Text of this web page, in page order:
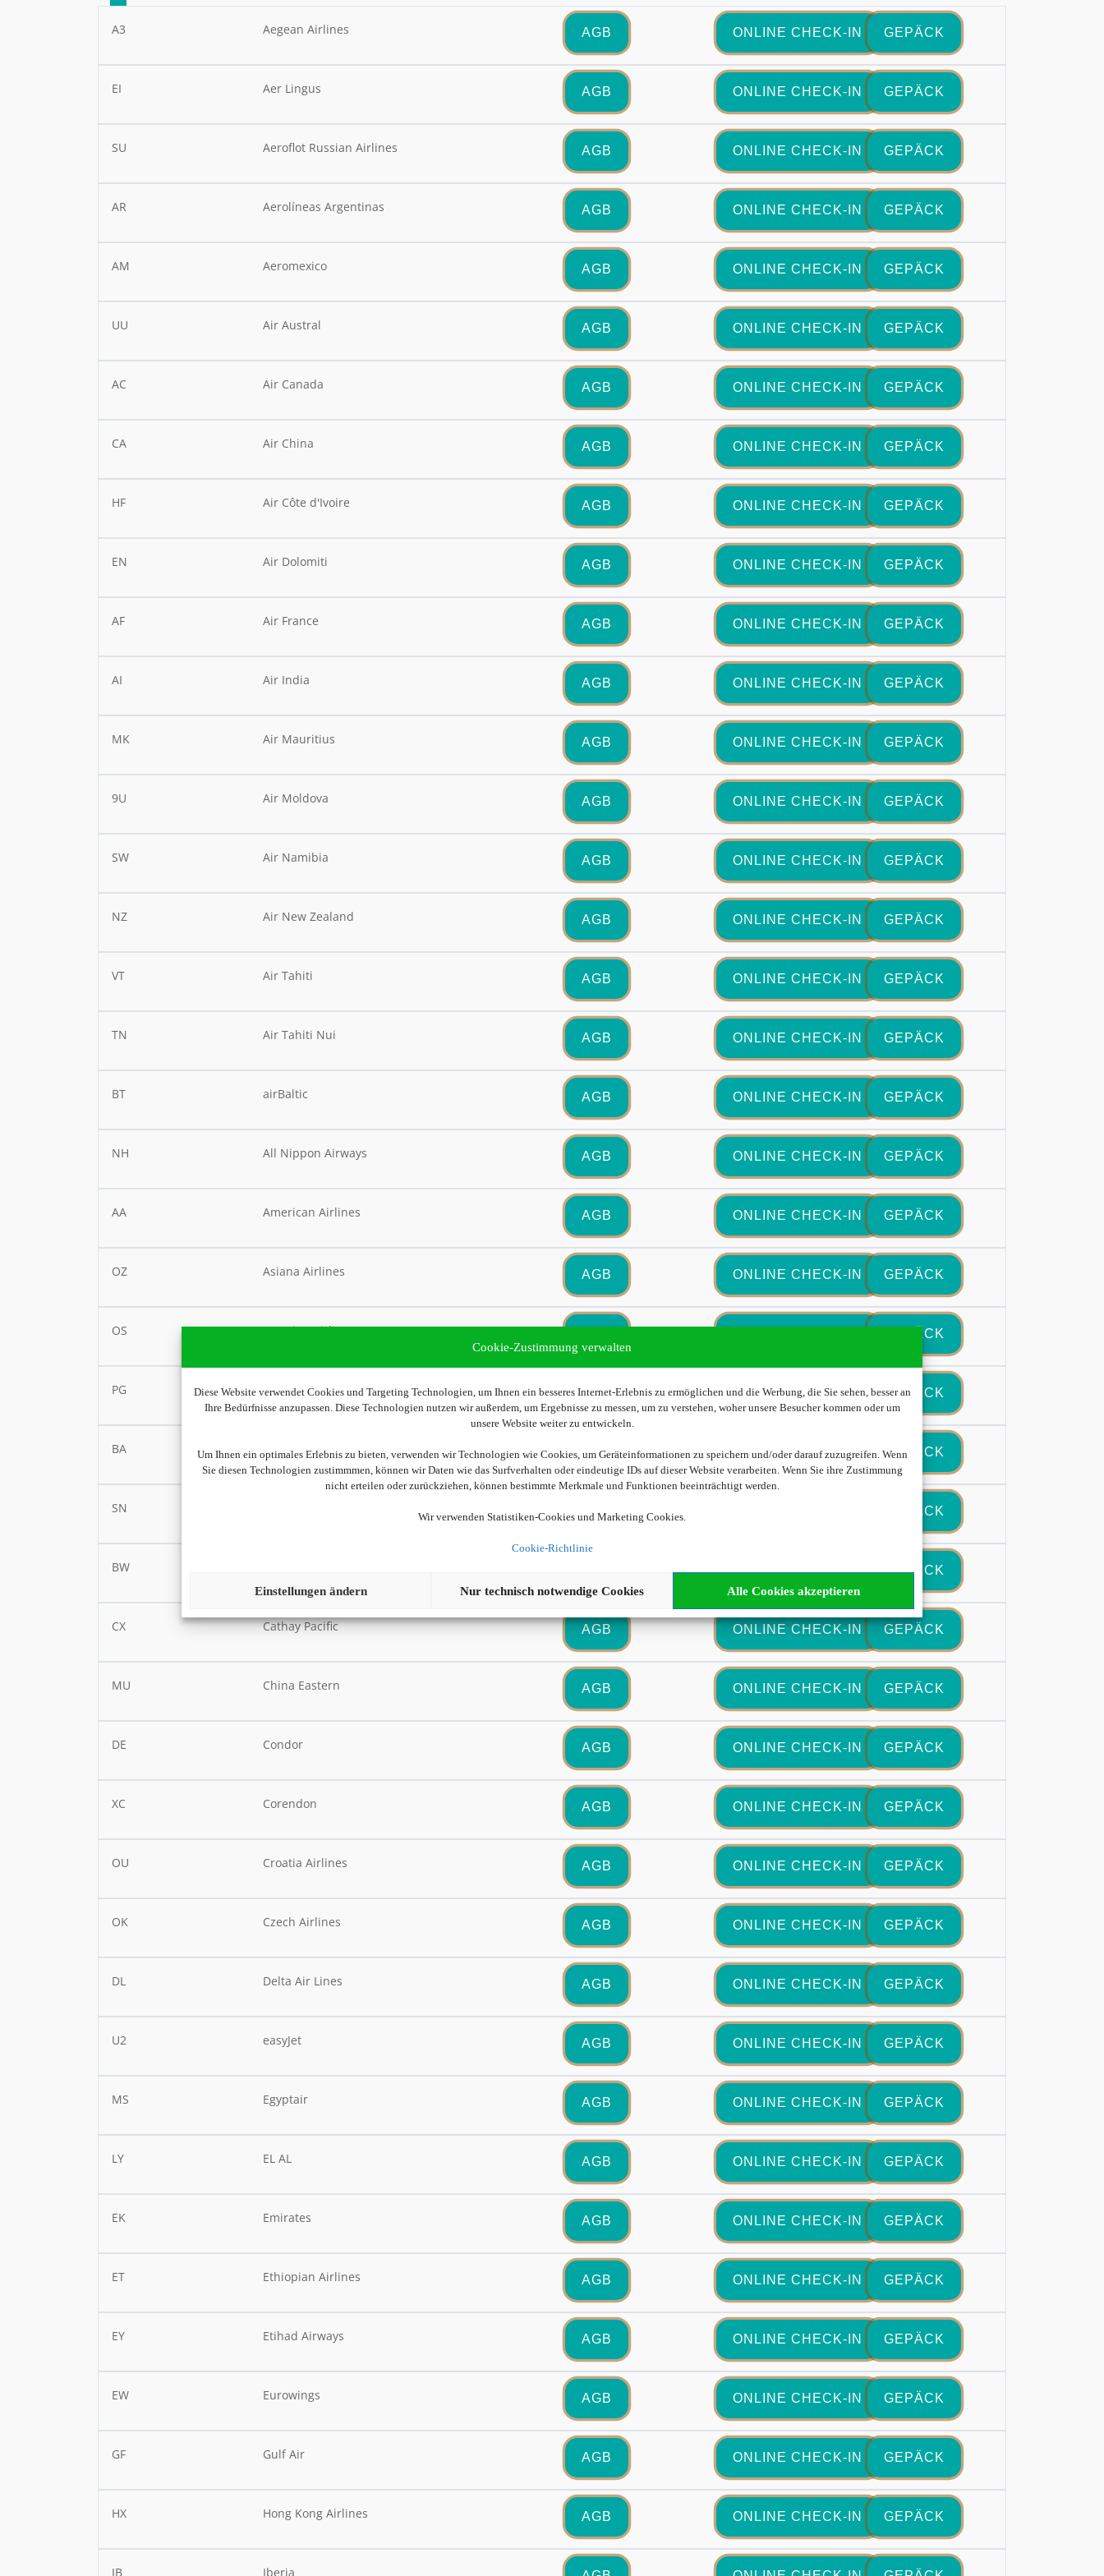
Cookie-Zustimmung verwalten
Diese Website verwendet Cookies und Targeting Technologien, um Ihnen ein besseres Internet-Erlebnis zu ermöglichen und die Werbung, die Sie sehen, besser an
Ihre Bedürfnisse anzupassen. Diese Technologien nutzen wir außerdem, um Ergebnisse zu messen, um zu verstehen, woher unsere Besucher kommen oder um
unsere Website weiter zu entwickeln.
Um Ihnen ein optimales Erlebnis zu bieten, verwenden wir Technologien wie Cookies, um Geräteinformationen zu speichern und/oder darauf zuzugreifen. Wenn
Sie diesen Technologien zustimmmen, können wir Daten wie das Surfverhalten oder eindeutige IDs auf dieser Website verarbeiten. Wenn Sie ihre Zustimmung
nicht erteilen oder zurückziehen, können bestimmte Merkmale und Funktionen beeinträchtigt werden.
Wir verwenden Statistiken-Cookies und Marketing Cookies.
Cookie-Richtlinie
Alle Cookies akzeptieren
Nur technisch notwendige Cookies
Einstellungen ändern
A3 Aegean Airlines AGB ONLINE CHECK-IN GEPÄCK
EI Aer Lingus AGB ONLINE CHECK-IN GEPÄCK
SU Aeroflot Russian Airlines AGB ONLINE CHECK-IN GEPÄCK
AR Aerolíneas Argentinas AGB ONLINE CHECK-IN GEPÄCK
AM Aeromexico AGB ONLINE CHECK-IN GEPÄCK
UU Air Austral AGB ONLINE CHECK-IN GEPÄCK
AC Air Canada AGB ONLINE CHECK-IN GEPÄCK
CA Air China AGB ONLINE CHECK-IN GEPÄCK
HF Air Côte d'Ivoire AGB ONLINE CHECK-IN GEPÄCK
EN Air Dolomiti AGB ONLINE CHECK-IN GEPÄCK
AF Air France AGB ONLINE CHECK-IN GEPÄCK
AI Air India AGB ONLINE CHECK-IN GEPÄCK
MK Air Mauritius AGB ONLINE CHECK-IN GEPÄCK
9U Air Moldova AGB ONLINE CHECK-IN GEPÄCK
SW Air Namibia AGB ONLINE CHECK-IN GEPÄCK
NZ Air New Zealand AGB ONLINE CHECK-IN GEPÄCK
VT Air Tahiti AGB ONLINE CHECK-IN GEPÄCK
TN Air Tahiti Nui AGB ONLINE CHECK-IN GEPÄCK
BT airBaltic AGB ONLINE CHECK-IN GEPÄCK
NH All Nippon Airways AGB ONLINE CHECK-IN GEPÄCK
AA American Airlines AGB ONLINE CHECK-IN GEPÄCK
OZ Asiana Airlines AGB ONLINE CHECK-IN GEPÄCK
OS Austrian Airlines GEPÄCK
PG Bangkok Airways AGB ONLINE CHECK-IN GEPÄCK
BA British Airways AGB ONLINE CHECK-IN GEPÄCK
SN AGB GEPÄCK
BW ONLINE CHECK-IN GEPÄCK
CX Cathay Pacific AGB ONLINE CHECK-IN GEPÄCK
MU China Eastern AGB ONLINE CHECK-IN GEPÄCK
DE Condor AGB ONLINE CHECK-IN GEPÄCK
XC Corendon AGB ONLINE CHECK-IN GEPÄCK
OU Croatia Airlines AGB ONLINE CHECK-IN GEPÄCK
OK Czech Airlines AGB ONLINE CHECK-IN GEPÄCK
DL Delta Air Lines AGB ONLINE CHECK-IN GEPÄCK
U2 easyJet AGB ONLINE CHECK-IN GEPÄCK
MS Egyptair AGB ONLINE CHECK-IN GEPÄCK
LY EL AL AGB ONLINE CHECK-IN GEPÄCK
EK Emirates AGB ONLINE CHECK-IN GEPÄCK
ET Ethiopian Airlines AGB ONLINE CHECK-IN GEPÄCK
EY Etihad Airways AGB ONLINE CHECK-IN GEPÄCK
EW Eurowings AGB ONLINE CHECK-IN GEPÄCK
GF Gulf Air AGB ONLINE CHECK-IN GEPÄCK
HX Hong Kong Airlines AGB ONLINE CHECK-IN GEPÄCK
IB Iberia